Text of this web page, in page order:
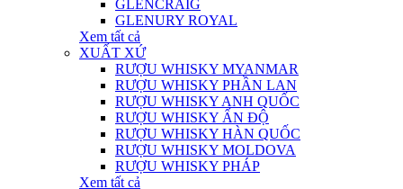
GLENCRAIG
GLENURY ROYAL
Xem tất cả
XUẤT XỨ
RƯỢU WHISKY MYANMAR
RƯỢU WHISKY PHẦN LAN
RƯỢU WHISKY ANH QUỐC
RƯỢU WHISKY ẤN ĐỘ
RƯỢU WHISKY HÀN QUỐC
RƯỢU WHISKY MOLDOVA
RƯỢU WHISKY PHÁP
Xem tất cả